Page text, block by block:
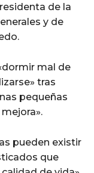
de la
y de
mal de
tras
pequeñas
pueden existir
que